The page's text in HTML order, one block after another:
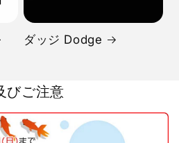
ダッジ Dodge
びご注意